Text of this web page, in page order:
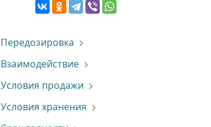
Передозировка
Взаимодействие
Условия продажи
Условия хранения